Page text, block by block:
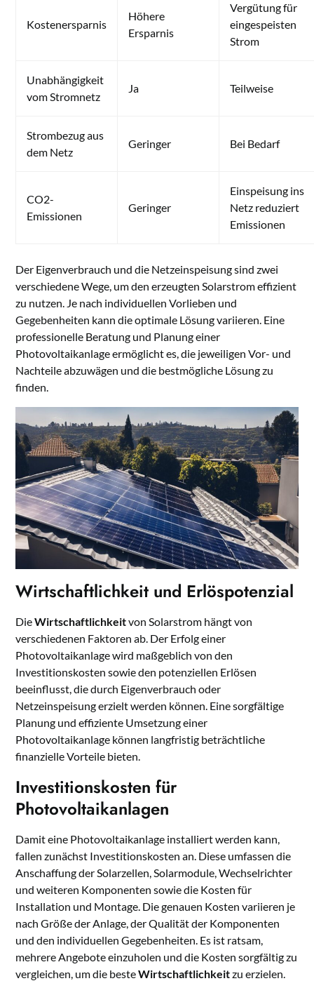
Kostenersparnis
Höhere
Ersparnis
Vergütung für
eingespeisten
Strom
Unabhängigkeit
vom Stromnetz
Ja Teilweise
Strombezug aus
dem Netz
Geringer Bei Bedarf
CO2-
Emissionen
Geringer
Einspeisung ins
Netz reduziert
Emissionen
Der Eigenverbrauch und die Netzeinspeisung sind zwei
verschiedene Wege, um den erzeugten Solarstrom effizient
zu nutzen. Je nach individuellen Vorlieben und
Gegebenheiten kann die optimale Lösung variieren. Eine
professionelle Beratung und Planung einer
Photovoltaikanlage ermöglicht es, die jeweiligen Vor- und
Nachteile abzuwägen und die bestmögliche Lösung zu
finden.
Wirtschaftlichkeit und Erlöspotenzial
DieWirtschaftlichkeitvon Solarstrom hängt von
verschiedenen Faktoren ab. Der Erfolg einer
Photovoltaikanlage wird maßgeblich von den
Investitionskosten sowie den potenziellen Erlösen
beeinflusst, die durch Eigenverbrauch oder
Netzeinspeisung erzielt werden können. Eine sorgfältige
Planung und effiziente Umsetzung einer
Photovoltaikanlage können langfristig beträchtliche
finanzielle Vorteile bieten.
Investitionskosten für
Photovoltaikanlagen
Damit eine Photovoltaikanlage installiert werden kann,
fallen zunächst Investitionskosten an. Diese umfassen die
Anschaffung der Solarzellen, Solarmodule, Wechselrichter
und weiteren Komponenten sowie die Kosten für
Installation und Montage. Die genauen Kosten variieren je
nach Größe der Anlage, der Qualität der Komponenten
und den individuellen Gegebenheiten. Es ist ratsam,
mehrere Angebote einzuholen und die Kosten sorgfältig zu
vergleichen, um die besteWirtschaftlichkeitzu erzielen.